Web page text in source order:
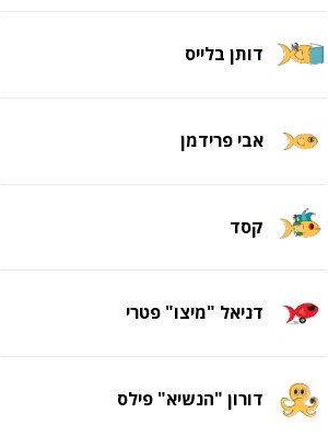
דותן בלייס
אבי פרידמן
קסד
דניאל "מיצו" פטרי
דורון "הנשיא" פילס